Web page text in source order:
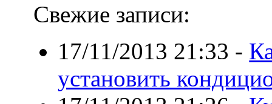
Свежие записи:
17/11/2013 21:33 -
установить